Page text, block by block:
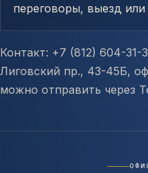
переговоры, выезд или
Контакт: +7 (812) 604-31-
Лиговский пр., 43-45Б,
можно отправить через